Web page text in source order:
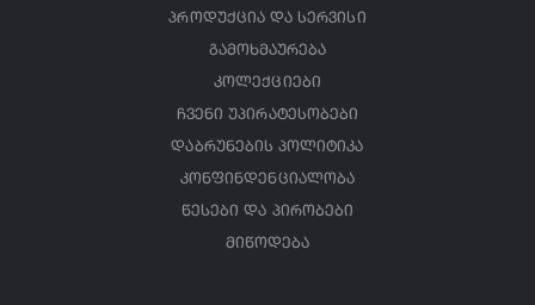
პროდუქცია და სერვისი
გამოხმაურება
კოლექციები
ჩვენი უპირატესობები
დაბრუნების პოლიტიკა
კონფინდენციალობა
წესები და პირობები
მიწოდება